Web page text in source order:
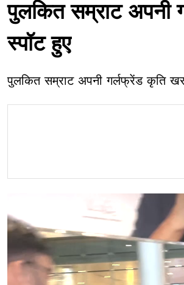
पुलकित सम्राट अपनी
स्पॉट हुए
पुलकित सम्राट अपनी गर्लफ्रेंड कृति